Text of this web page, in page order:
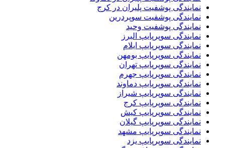
نمایندگی پوشفیت پلیران در کرج
نمایندگی پوشفیت سوپردرین
نمایندگی پوشفیت وحید
نمایندگی سوپرپایپ البرز
نمایندگی سوپرپایپ ایلام
نمایندگی سوپرپایپ بومهن
نمایندگی سوپرپایپ تهران
نمایندگی سوپرپایپ جهرم
نمایندگی سوپرپایپ دماوند
نمایندگی سوپرپایپ شیراز
نمایندگی سوپرپایپ کرج
نمایندگی سوپرپایپ کیش
نمایندگی سوپرپایپ گیلان
نمایندگی سوپرپایپ مشهد
نمایندگی سوپرپایپ یزد